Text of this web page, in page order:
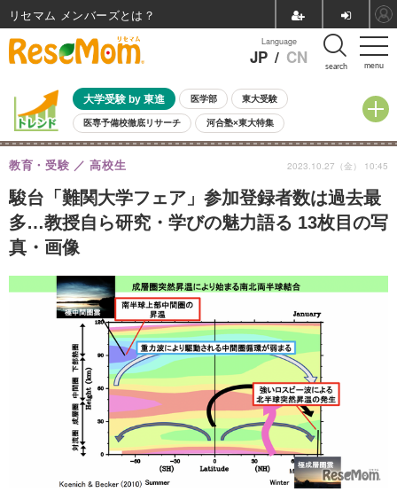
menu
Language
JP / CN search
大学受験 by 東進 医学部 東大受験
医専予備校徹底リサーチ 河合塾×東大特集
親子で考える大学選び 高校受験 中学受験 小学校受験
共通テスト 夏休み
8月開催イベント・WS 全国公立高校 過去問 人気記事
自由研究教材（小学生向け） 自由研究教材（中学生向け） ランキング
駿台「難関大学フェア」参加登録者数は過去最
多…教授自ら研究・学びの魅力語る 13枚目の写
真・画像
教育・受験 高校生 2023.10.27（金） 10:45
リセマム メンバーズ